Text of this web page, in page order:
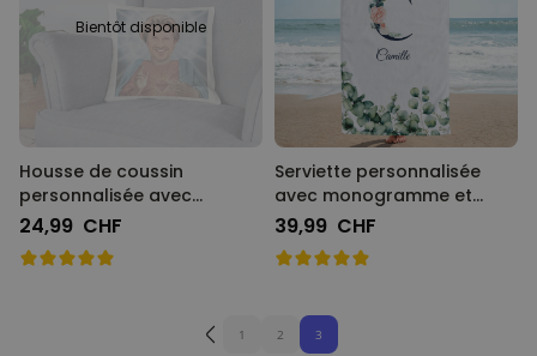
Bientôt disponible
Housse de coussin
personnalisée avec
auréole et visage
24,99 CHF
Serviette personnalisée
avec monogramme et
texte
39,99 CHF
1 2 3